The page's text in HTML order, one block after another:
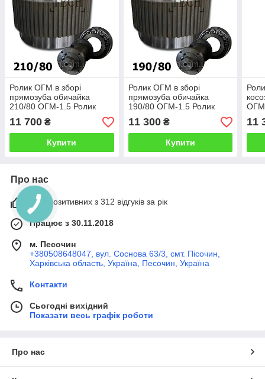
Ролик ОГМ в зборі
прямозуба обичайка
210/80 ОГМ-1.5 Ролик
прес-гранулятора ОГМ
1,5 Вузький ролик з
прямим зубом
11 700 ₴
Купити
Ролик ОГМ в зборі
прямозуба обичайка
190/80 ОГМ-1.5 Ролик
прес-гранулятора ОГМ
1,5 Вузький ролик з
прямим зубом
11 300₴
Купити
11
Про нас
99% позитивних з 312 відгуків за рік
Працює з 30.11.2018
м. Песочин
+380508648047, вул. Соснова 63/3, смт. Пісочин,
Харківська область, Україна, Песочин, Україна
Контакти
Сьогодні вихідний
Показати весь графік роботи
Про нас